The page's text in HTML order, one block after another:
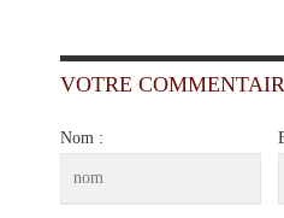
VOTRE
Nom :